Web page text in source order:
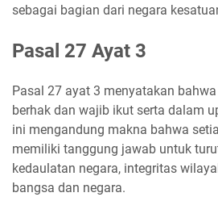
sebagai bagian dari negara
Pasal 27 Ayat 3
Pasal 27 ayat 3 menyatakan
berhak dan wajib ikut serta dalam
ini mengandung makna bahwa
memiliki tanggung jawab untuk
kedaulatan negara, integritas
bangsa dan negara.